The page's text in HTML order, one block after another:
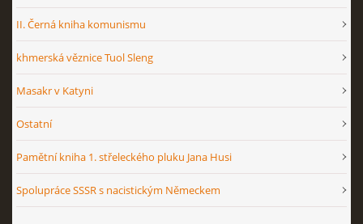
II. Černá kniha komunismu
khmerská věznice Tuol Sleng
Masakr v Katyni
Ostatní
Pamětní kniha 1. střeleckého pluku Jana Husi
Spolupráce SSSR s nacistickým Německem